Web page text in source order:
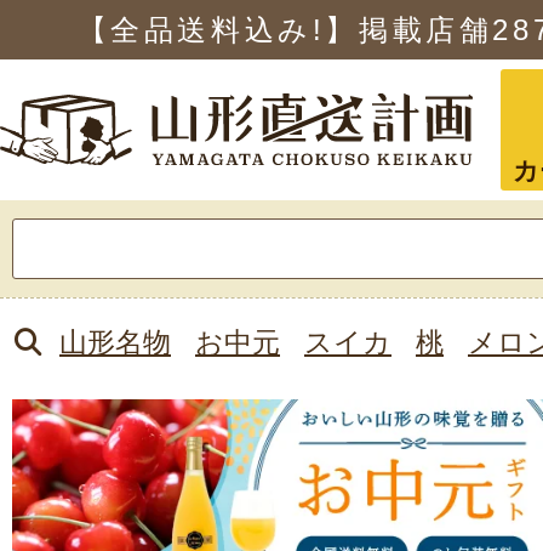
【全品送料込み!】掲載店舗
索:
山形名物 お中元 スイカ 桃 メロ